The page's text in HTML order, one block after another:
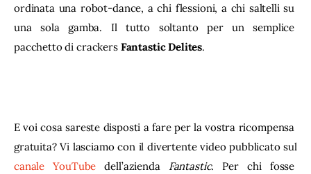
ordinata una robot-dance, a chi flessioni, a chi saltelli su
una sola gamba. Il tutto soltanto per un semplice
pacchetto di crackers Fantastic Delites.
E voi cosa sareste disposti a fare per la vostra ricompensa
gratuita? Vi lasciamo con il divertente video pubblicato sul
canale YouTube dell’azienda Fantastic. Per chi fosse